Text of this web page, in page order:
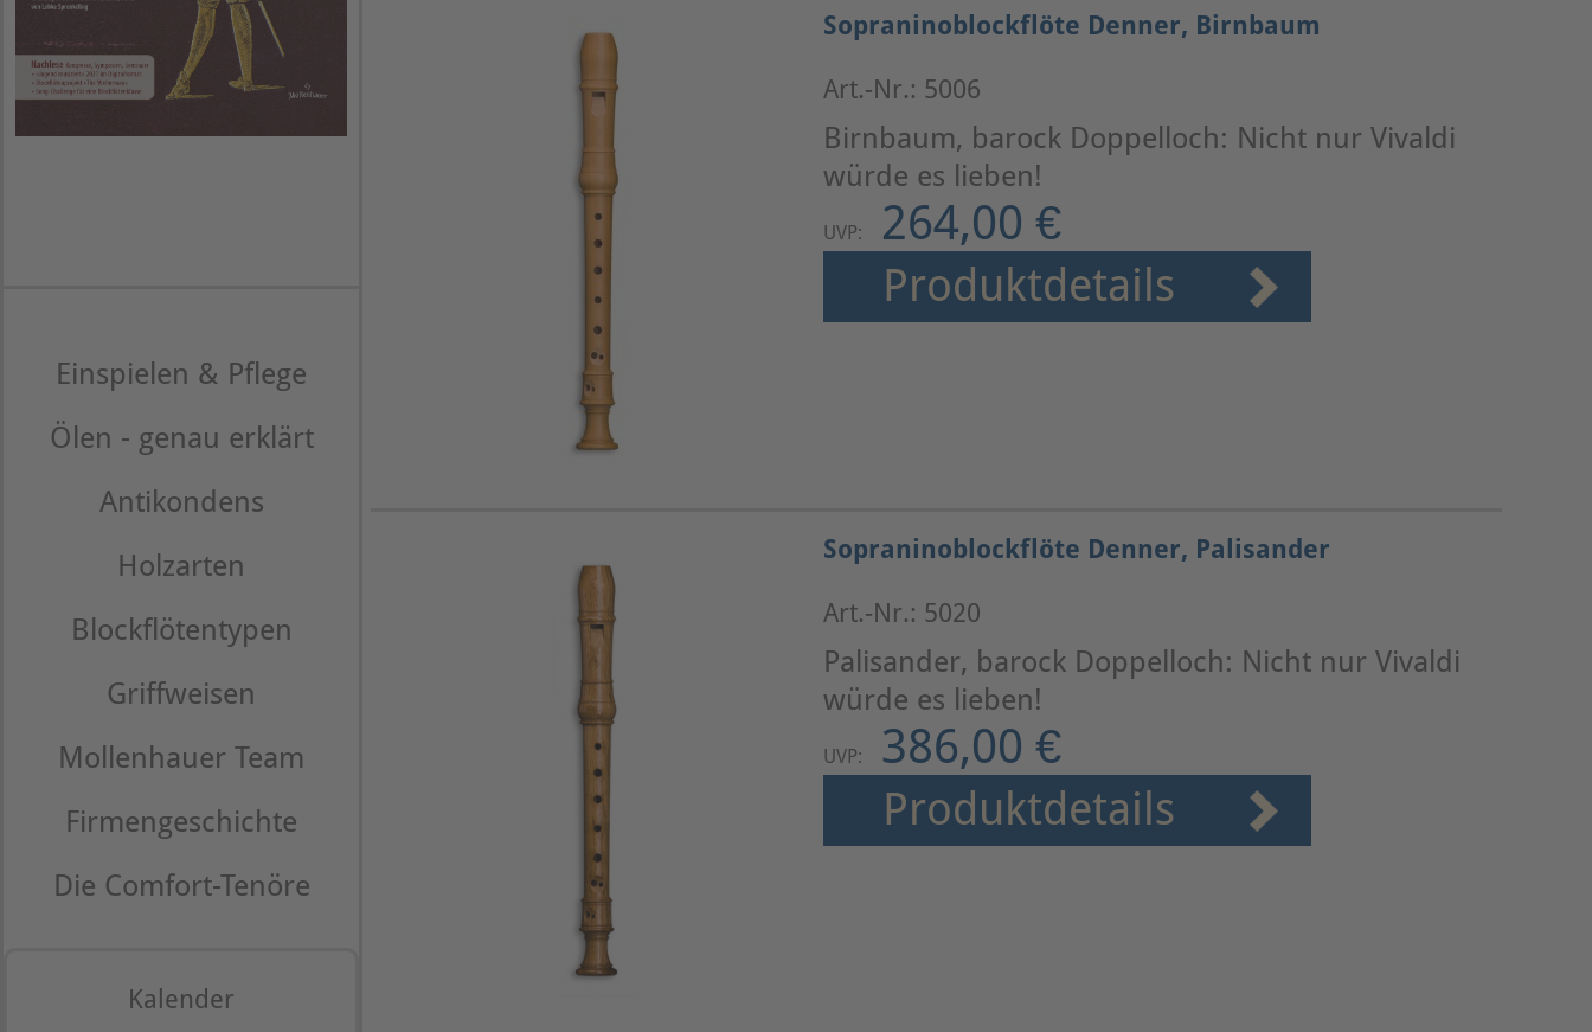
Einspielen & Pflege
Ölen - genau erklärt
Antikondens
Holzarten
Blockflötentypen
Griffweisen
Mollenhauer Team
Firmengeschichte
Die Comfort-Tenöre
Kalender
Sopraninoblockflöte Denner, Birnbaum
Art.-Nr.: 5006
Birnbaum, barock Doppelloch: Nicht nur Vivaldi
würde es lieben!
UVP: 264,00 €
Produktdetails
Sopraninoblockflöte Denner, Palisander
Art.-Nr.: 5020
Palisander, barock Doppelloch: Nicht nur Vivaldi
würde es lieben!
UVP: 386,00 €
Produktdetails